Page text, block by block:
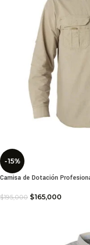
-15%
Camisa de Dotación
$195,000 $165,000